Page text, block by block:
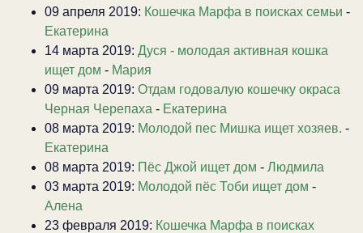
09 апреля 2019: Кошечка Марфа в поисках семьи -
Екатерина
14 марта 2019: Дуся - молодая активная кошка
ищет дом - Мария
09 марта 2019: Отдам годовалую кошечку окраса
Черная Черепаха - Екатерина
08 марта 2019: Молодой пес Мишка ищет хозяев. -
Екатерина
08 марта 2019: Пёс Джой ищет дом - Людмила
03 марта 2019: Молодой пёс Тоби ищет дом -
Алена
23 февраля 2019: Кошечка Марфа в поисках